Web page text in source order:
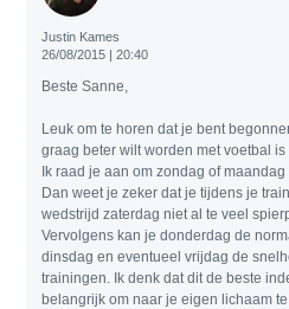
Justin Kames
26/08/2015 | 20:40
Beste Sanne,
Leuk om te horen dat je bent
graag beter wilt worden met voetbal
Ik raad je aan om zondag of maandag
Dan weet je zeker dat je tijdens je
wedstrijd zaterdag niet al te veel
Vervolgens kan je donderdag de
dinsdag en eventueel vrijdag de
trainingen. Ik denk dat dit de beste
belangrijk om naar je eigen lichaam